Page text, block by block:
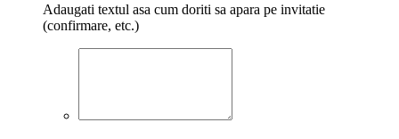
Adaugati textul asa cum doriti sa apara pe invitatie
(confirmare, etc.)